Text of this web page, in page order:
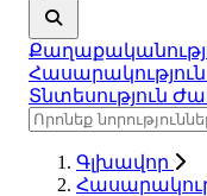
Հասարակություն
Տնտեսություն
Գլխավոր